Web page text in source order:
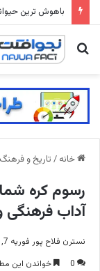
جستجو
خانه / تاریخ و فرهنگ
آداب فرهنگی
نسترن فلاح پور فوریه 7, 2026
0
خواندن این مطلب 11 دقیقه